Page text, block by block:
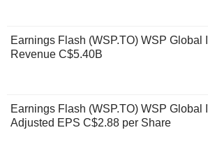
Earnings Flash (WSP.TO) WSP Global
Revenue C$5.40B
Earnings Flash (WSP.TO) WSP Global
Adjusted EPS C$2.88 per Share